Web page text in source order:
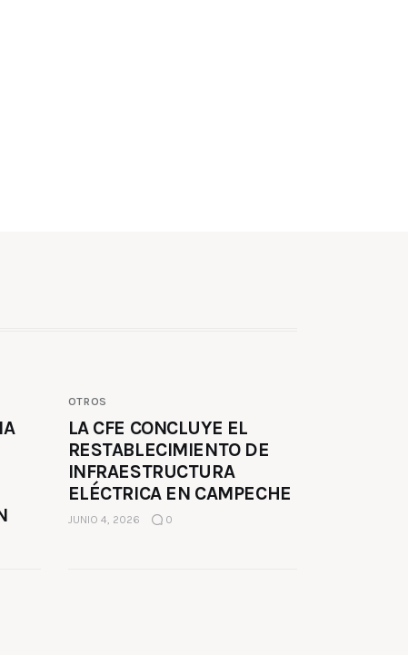
OTROS
LA CFE CONCLUYE EL
RESTABLECIMIENTO DE
INFRAESTRUCTURA
ELÉCTRICA EN CAMPECHE
JUNIO 4, 2026 0